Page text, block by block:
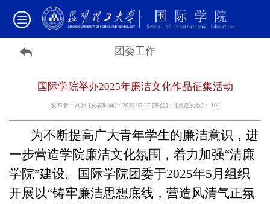
团委工作
国际学院举办2025年廉洁文化作品征集活动
发布者：高原 [发表时间]：2025-05-27 [来源]： [浏览次数]： 102
为不断提高广大青年学生的廉洁意识，进
一步营造学院廉洁文化氛围，着力加强“清廉
学院”建设。国际学院团委于2025年5月组织
开展以“铸牢廉洁思想底线，营造风清气正氛